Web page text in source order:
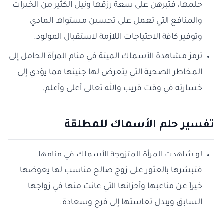
حلمها، فتبرهن على سعة رزقها ونيل الكثير من الخيرات
والمنافع التي تعمل على تحسين مستواها المادي
وتوفير كافة الاحتياجات اللازمة لاستقبال المولود.
ترمز مشاهدة الأسماك الميتة في منام المرأة الحامل إلى
المخاطر الصحية التي يتعرض لها جنينها مما يؤدي إلى
خسارته في وقت قريب والله تعالى أعلى وأعلم.
تفسير حلم الأسماك للمطلقة
لو شاهدت المرأة المتزوجة الأسماك في منامها،
فتبشرها بالعثور على زوج صالح مناسب لها يعوضها
خيراً عن متاعبها وأحزانها التي عانت منها في زواجها
السابق ويبدل تعاستها إلى فرح وسعادة.